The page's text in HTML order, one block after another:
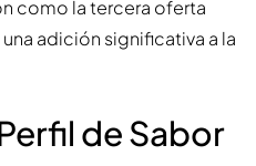
como la tercera oferta
adición significativa a la
de Sabor